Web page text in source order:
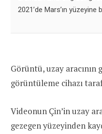
2021’de Mars’ın yüzeyine
Görüntü, uzay aracının
görüntüleme cihazı
Videonun Çin’in uzay
gezegen yüzeyinden